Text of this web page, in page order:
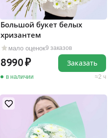
мало оценок9 заказов
Большой букет белых
хризантем
8990
в наличии 2 ч
Заказать